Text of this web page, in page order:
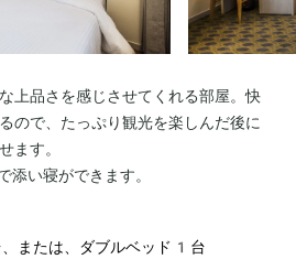
上品さを感じさせてくれる部屋。快
ので、たっぷり観光を楽しんだ後に
ます。
い寝ができます。
または、ダブルベッド1台